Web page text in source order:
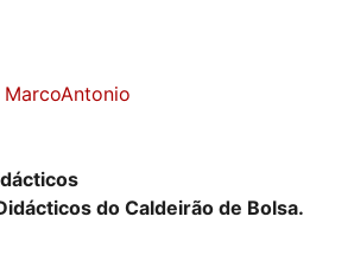
MarcoAntonio
do Caldeirão de Bolsa.